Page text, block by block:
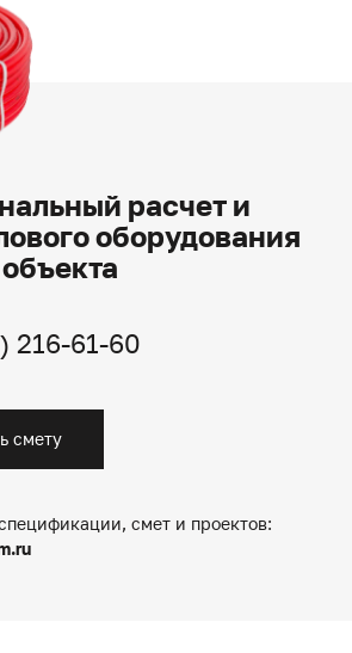
расчет и
оборудования
216-61-60
смету
смет и проектов: